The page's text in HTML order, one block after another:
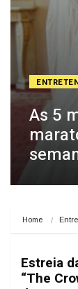
As 5
Home
Estreia
“The